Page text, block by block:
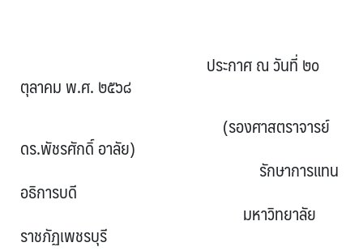
ประกาศ ณ วันที่ ๒๐
ตุลาคม พ.ศ. ๒๕๖๘
(รองศาสตราจารย์
ดร.พัชรศักดิ์ อาลัย)
รักษาการแทน
อธิการบดี
มหาวิทยาลัย
ราชภัฏเพชรบุรี